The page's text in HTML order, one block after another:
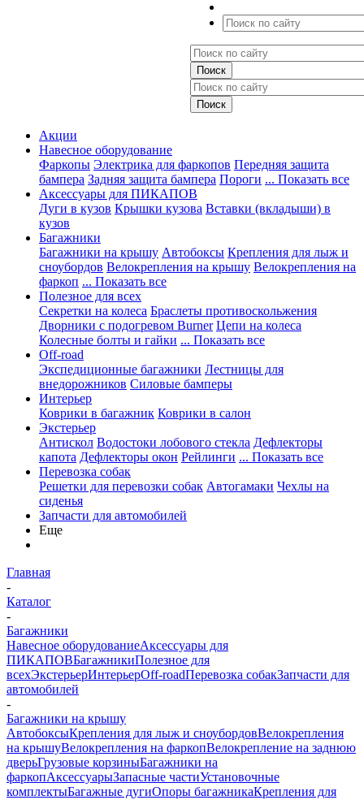
Акции
Навесное оборудование
Фаркопы Электрика для фаркопов Передняя защита
бампера Задняя защита бампера Пороги ... Показать все
Аксессуары для ПИКАПОВ
Дуги в кузов Крышки кузова Вставки (вкладыши) в
кузов
Багажники
Багажники на крышу Автобоксы Крепления для лыж и
сноубордов Велокрепления на крышу Велокрепления на
фаркоп ... Показать все
Полезное для всех
Секретки на колеса Браслеты противоскольжения
Дворники с подогревом Burner Цепи на колеса
Колесные болты и гайки ... Показать все
Off-road
Экспедиционные багажники Лестницы для
внедорожников Силовые бамперы
Интерьер
Коврики в багажник Коврики в салон
Экстерьер
Антискол Водостоки лобового стекла Дефлекторы
капота Дефлекторы окон Рейлинги ... Показать все
Перевозка собак
Решетки для перевозки собак Автогамаки Чехлы на
сиденья
Запчасти для автомобилей
Еще
Главная
-
Каталог
-
Багажники
Навесное оборудованиеАксессуары для
ПИКАПОВБагажникиПолезное для
всехЭкстерьерИнтерьерOff-roadПеревозка собакЗапчасти для
автомобилей
-
Багажники на крышу
АвтобоксыКрепления для лыж и сноубордовВелокрепления
на крышуВелокрепления на фаркопВелокрепление на заднюю
дверьГрузовые корзиныБагажники на
фаркопАксессуарыЗапасные частиУстановочные
комплектыБагажные дугиОпоры багажникаКрепления для